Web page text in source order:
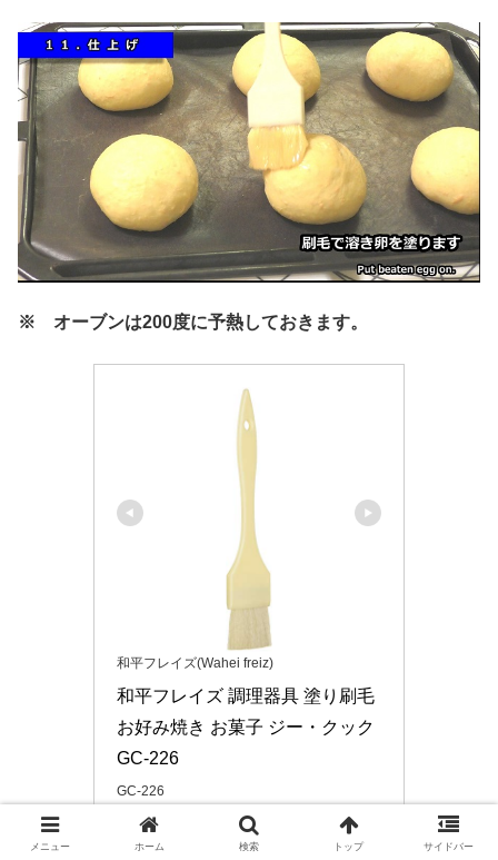
※ オーブンは200度に予熱しておきます。
和平フレイズ(Wahei freiz)
和平フレイズ 調理器具 塗り刷毛
お好み焼き お菓子 ジー・クック
GC-226
GC-226
Amazonで見る
メニュー ホーム 検索 トップ サイドバー